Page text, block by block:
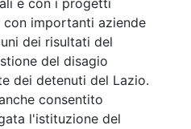
e con i progetti
importanti aziende
dei risultati del
del disagio
dei detenuti del Lazio.
consentito
l'istituzione del